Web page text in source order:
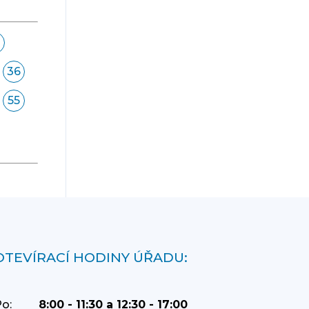
36
55
HODINY ÚŘADU:
8:00 - 11:30 a 12:30 - 17:00